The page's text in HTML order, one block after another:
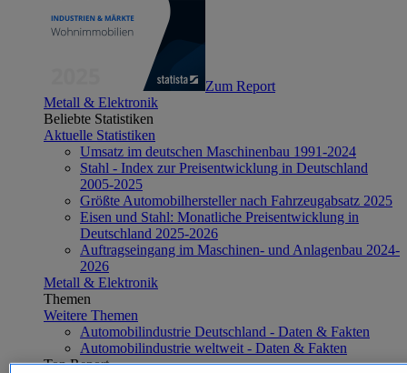
Zum Report
Metall & Elektronik
Beliebte Statistiken
Aktuelle Statistiken
Umsatz im deutschen Maschinenbau 1991-2024
Stahl - Index zur Preisentwicklung in Deutschland
2005-2025
Größte Automobilhersteller nach Fahrzeugabsatz 2025
Eisen und Stahl: Monatliche Preisentwicklung in
Deutschland 2025-2026
Auftragseingang im Maschinen- und Anlagenbau 2024-
2026
Metall & Elektronik
Themen
Weitere Themen
Automobilindustrie Deutschland - Daten & Fakten
Automobilindustrie weltweit - Daten & Fakten
Top Report